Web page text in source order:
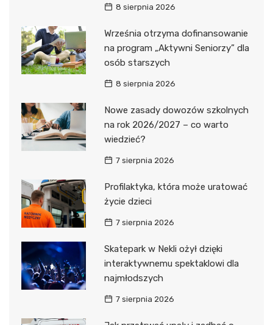
8 sierpnia 2026
Września otrzyma dofinansowanie
na program „Aktywni Seniorzy” dla
osób starszych
8 sierpnia 2026
Nowe zasady dowozów szkolnych
na rok 2026/2027 – co warto
wiedzieć?
7 sierpnia 2026
Profilaktyka, która może uratować
życie dzieci
7 sierpnia 2026
Skatepark w Nekli ożył dzięki
interaktywnemu spektaklowi dla
najmłodszych
7 sierpnia 2026